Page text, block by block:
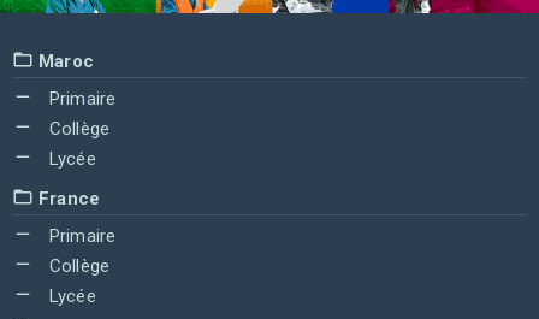
Maroc
Primaire
Collège
Lycée
France
Primaire
Collège
Lycée